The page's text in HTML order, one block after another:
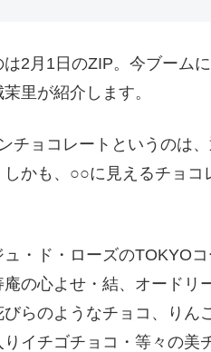
2月1日のZIP。今ブーム
里が紹介します。
チョコレートというのは
かも、○○に見えるチョコ
・ド・ローズのTOKYO
の心よせ・結、オードリ
らのようなチョコ、りん
イチゴチョコ・等々の美